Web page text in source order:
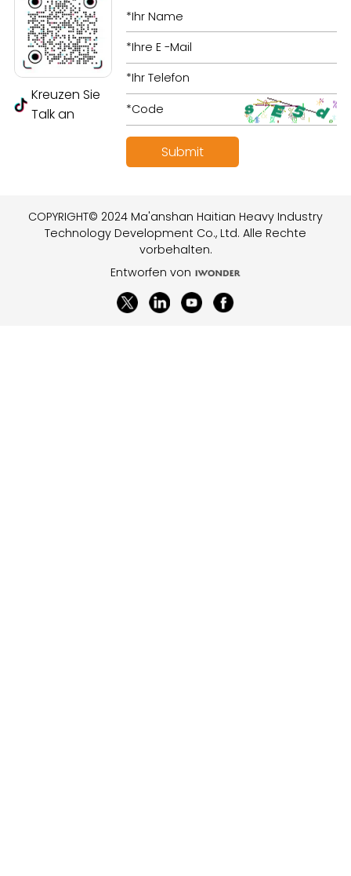
Kreuzen Sie
Talk an
COPYRIGHT© 2024 Ma'anshan Haitian Heavy Industry
Technology Development Co., Ltd. Alle Rechte
vorbehalten.
Entworfen von